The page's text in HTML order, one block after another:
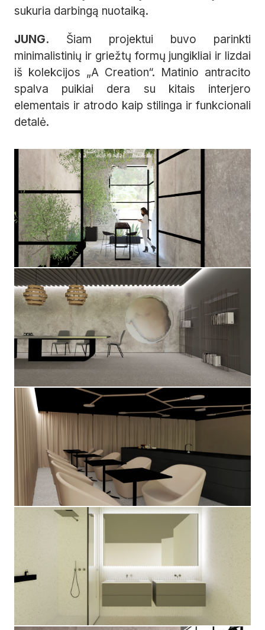
sukuria darbingą nuotaiką.
JUNG. Šiam projektui buvo parinkti
minimalistinių ir griežtų formų jungikliai ir lizdai
iš kolekcijos „A Creation“. Matinio antracito
spalva puikiai dera su kitais interjero
elementais ir atrodo kaip stilinga ir funkcionali
detalė.